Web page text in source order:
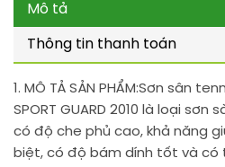
Mô tả
Thông tin thanh toán
1. MÔ TẢ SẢN PHẨM:Sơn sân
SPORT GUARD 2010 là loại sơn
có độ che phủ cao, khả năng
biệt, có độ bám dính tốt và có